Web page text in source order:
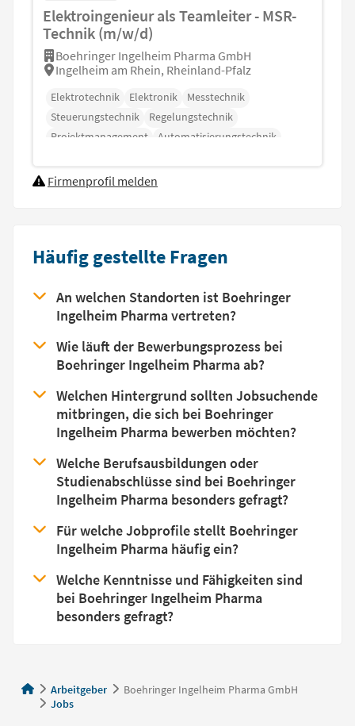
Elektroingenieur als Teamleiter - MSR-
Technik (m/w/d)
Boehringer Ingelheim Pharma GmbH
Ingelheim am Rhein, Rheinland-Pfalz
Elektrotechnik Elektronik
Messtechnik
Steuerungstechnik
Regelungstechnik
Projektmanagement
Automatisierungstechnik
Firmenprofil melden
Häufig gestellte Fragen
An welchen Standorten ist Boehringer
Ingelheim Pharma vertreten?
Wie läuft der Bewerbungsprozess bei
Boehringer Ingelheim Pharma ab?
Welchen Hintergrund sollten Jobsuchende
mitbringen, die sich bei Boehringer
Ingelheim Pharma bewerben möchten?
Welche Berufsausbildungen oder
Studienabschlüsse sind bei Boehringer
Ingelheim Pharma besonders gefragt?
Für welche Jobprofile stellt Boehringer
Ingelheim Pharma häufig ein?
Welche Kenntnisse und Fähigkeiten sind
bei Boehringer Ingelheim Pharma
besonders gefragt?
Arbeitgeber
Boehringer Ingelheim Pharma GmbH
Jobs